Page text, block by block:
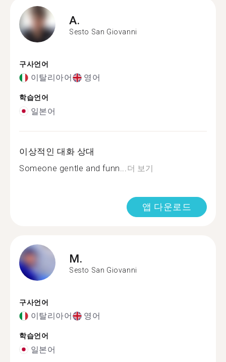
A.
Sesto San Giovanni
구사언어
이탈리아어 영어
학습언어
일본어
이상적인 대화 상대
Someone gentle and funn... 더 보기
앱 다운로드
M.
Sesto San Giovanni
구사언어
이탈리아어 영어
학습언어
일본어